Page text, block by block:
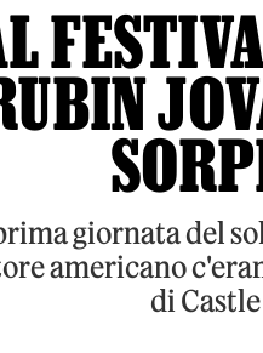
giornata del
americano
di